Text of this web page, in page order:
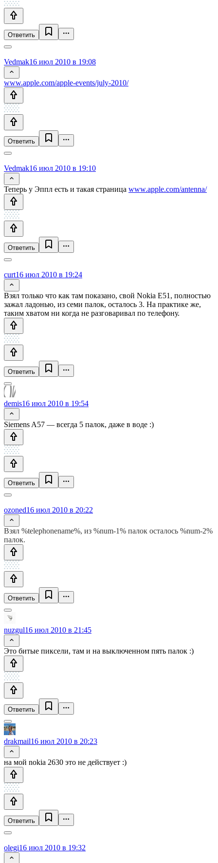
Ответить
Vedmak16 июл 2010 в 19:08
www.apple.com/apple-events/july-2010/
Ответить
Vedmak16 июл 2010 в 19:10
Теперь у Эппл есть и такая страница www.apple.com/antenna/
Ответить
curt16 июл 2010 в 19:24
Взял только что как там показано, свой Nokia E51, полностью
зажал ладонью, из семи палок, осталось 3. На практике же,
таким хватом ни когда не разговаривал по телефону.
Ответить
demis16 июл 2010 в 19:54
Siemens A57 — всегда 5 палок, даже в воде :)
Ответить
ozoned16 июл 2010 в 20:22
Взял %telephonename%, из %num-1% палок осталось %num-2%
палок.
Ответить
nuzgul16 июл 2010 в 21:45
Это битые пиксели, там и на выключенном пять палок :)
Ответить
drakmail16 июл 2010 в 20:23
на мой nokia 2630 это не действует :)
Ответить
olegi16 июл 2010 в 19:32